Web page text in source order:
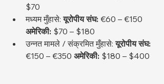
$70
मध्यम मुँहासे: यूरोपीय संघ: €60 – €150
अमेरिकी: $70 – $180
उन्नत मामले / संक्रमित मुँहासे: यूरोपीय संघ:
€150 – €350 अमेरिकी: $180 – $400